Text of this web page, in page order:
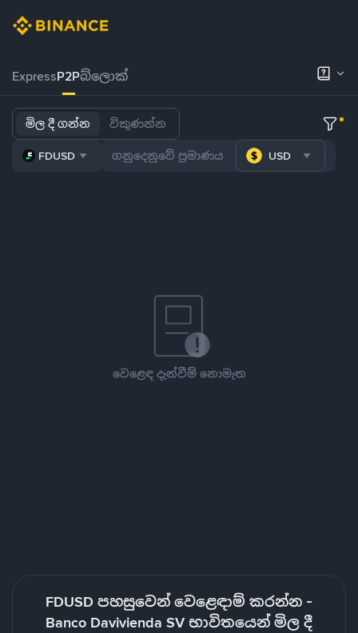
ExpressP2Pබ්ලොක්
මිල දී ගන්න විකුණන්න
FDUSD USD
වෙළෙඳ දැන්වීම් නොමැත
FDUSD පහසුවෙන් වෙළෙඳාම් කරන්න -
Banco Davivienda SV භාවිතයෙන් මිල දී